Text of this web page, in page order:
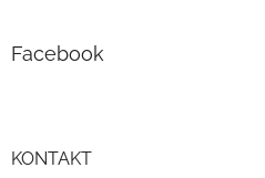
Facebook
KONTAKT